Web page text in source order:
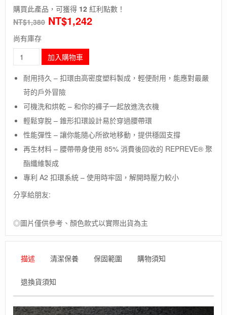
購買此產品，可獲得 12 紅利點數！
NT$1,380 NT$1,242
尚有庫存
毛
美
【ARCADE】
ATLAS
SLIM
伸
腰
黑
量
加入購物車
耐用持久 – 扣環由高密度塑料製成，輕便耐用，能應對最嚴
苛的戶外冒險
可機洗和烘乾 – 和你的褲子一起放進洗衣機
輕鬆穿脫 – 錐形扣環設計易於穿過腰帶環
性能彈性 – 讓你能隨心所欲地移動，提供穩固支撐
再生材料 – 腰帶帶身使用 85% 消費後回收的 REPREVE®️ 聚
酯纖維製成
專利 A2 扣環系統 – 使用時牢固，解開時壓力較小
分享給朋友:
◎圖片僅供參考、顏色款式以實際出貨為主
描述 清潔保養 保固範圍 購物須知
退換貨須知